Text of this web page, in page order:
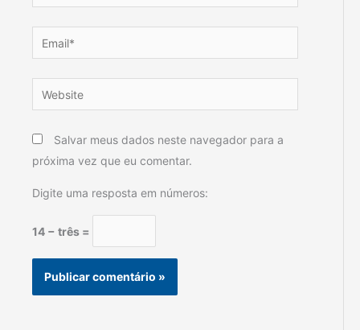
Email*
Website
Salvar meus dados neste navegador para a
próxima vez que eu comentar.
Digite uma resposta em números:
14 − três =